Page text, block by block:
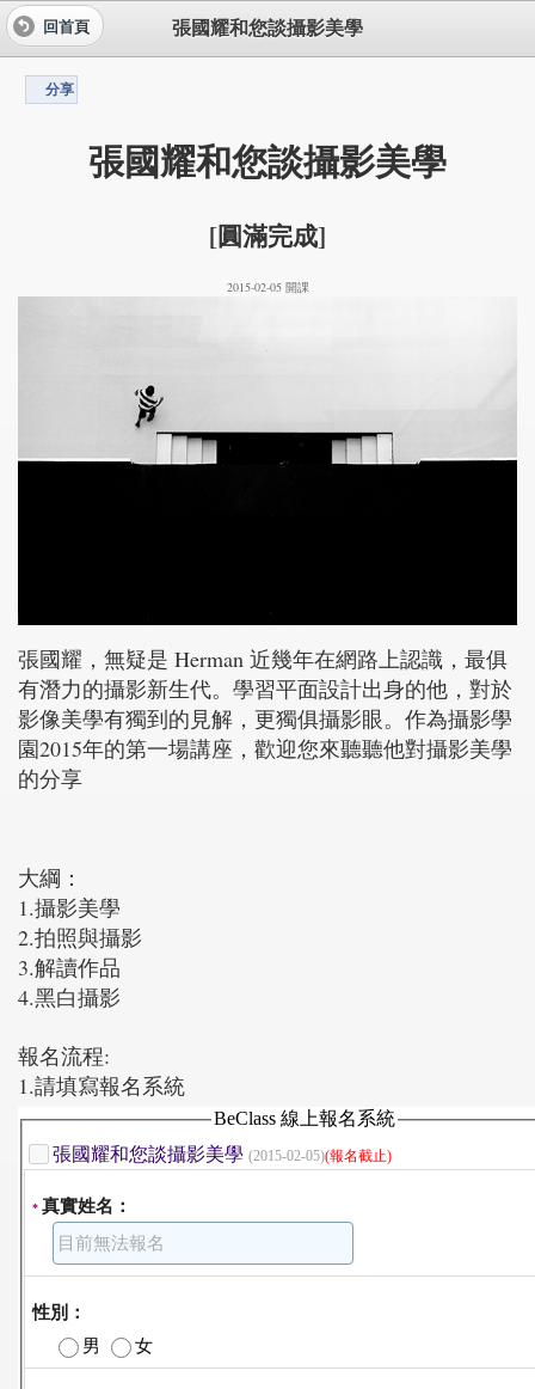
張國耀和您談攝影美學
回首頁
分享
張國耀和您談攝影美學
[圓滿完成]
2015-02-05 開課
張國耀，無疑是 Herman 近幾年在網路上認識，最俱
有潛力的攝影新生代。學習平面設計出身的他，對於
影像美學有獨到的見解，更獨俱攝影眼。作為攝影學
園2015年的第一場講座，歡迎您來聽聽他對攝影美學
的分享
大綱：
1.攝影美學
2.拍照與攝影
3.解讀作品
4.黑白攝影
報名流程:
1.請填寫報名系統